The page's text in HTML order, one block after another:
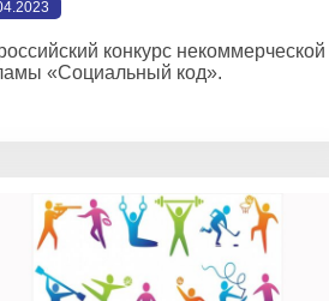
конкурс некоммерческой
«Социальный код».